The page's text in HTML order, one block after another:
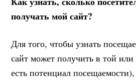
получать мой сайт?
Для того, чтобы узнать
сайт может получить в той
есть потенциал